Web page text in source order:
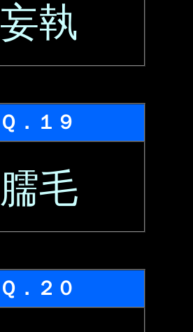
妄執
Ｑ．１９
臑毛
Ｑ．２０